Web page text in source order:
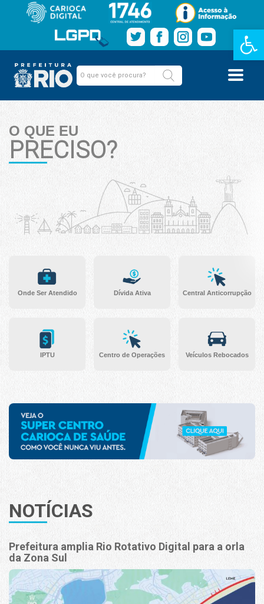
Barra de
O QUE EU
PRECISO?
Onde Ser Atendido
IPTU
Dívida Ativa
Centro de Operações
Central Anticorrupção
Veículos Rebocados
NOTÍCIAS
Prefeitura amplia Rio Rotativo Digital para a orla
da Zona Sul